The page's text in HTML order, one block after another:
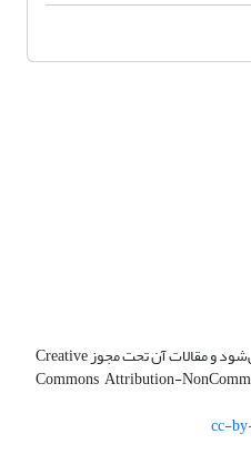
این نشریه با دسترسی آزاد منتشر می‌شود و مقالات آن تحت مجوز Creative
Commons Attribution-